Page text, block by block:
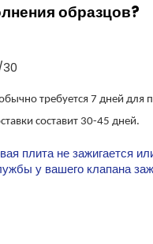
образцов?
требуется 7 дней для
составит 30-45 дней.
плита не зажигается
у вашего клапана